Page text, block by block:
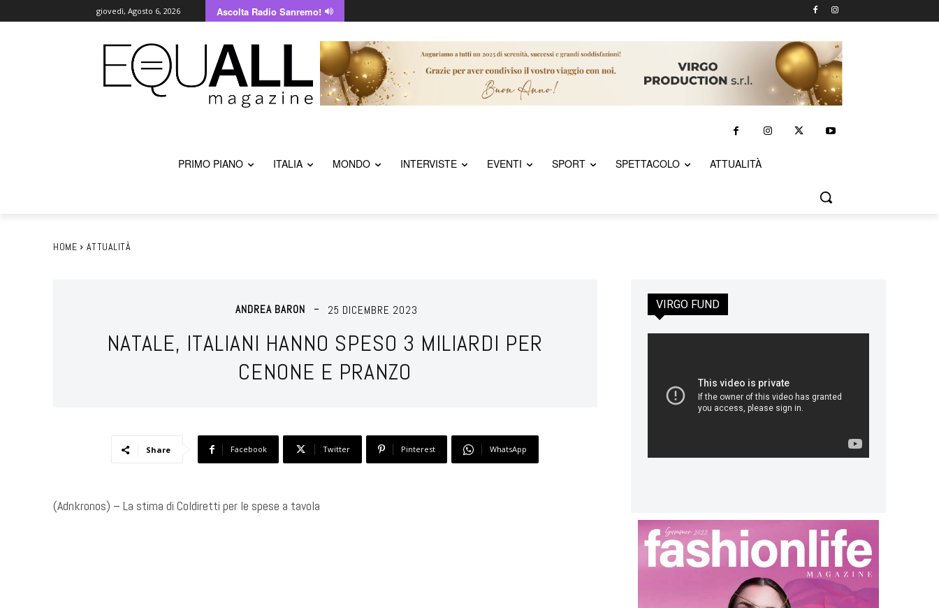
giovedì, Agosto 6, 2026 Ascolta Radio Sanremo!
PRIMO PIANO ITALIA MONDO INTERVISTE EVENTI SPORT SPETTACOLO ATTUALITÀ
HOME ATTUALITÀ
ANDREA BARON 25 DICEMBRE 2023
NATALE, ITALIANI HANNO SPESO 3 MILIARDI PER
CENONE E PRANZO
Share Facebook Twitter Pinterest WhatsApp
(Adnkronos) – La stima di Coldiretti per le spese a tavola
VIRGO FUND